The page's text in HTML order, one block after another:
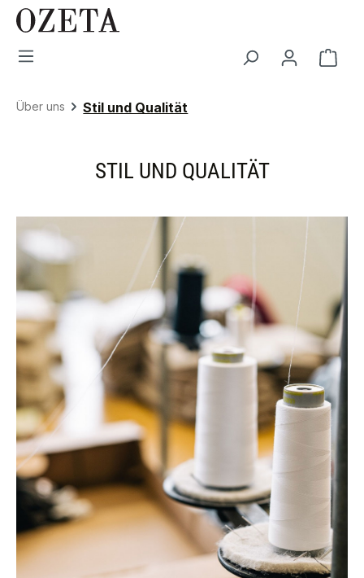
Zum Hauptinhalt springen
Über uns Stil und Qualität
STIL UND QUALITÄT